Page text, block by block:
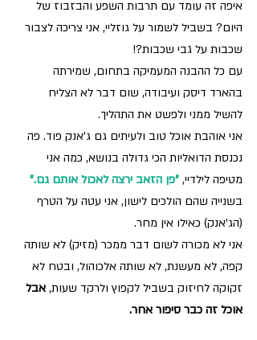
איפה זה עומד עם תרבות השפע והבזבוז של
היום? בשביל לשמור על גוזליי, אני צריכה לצבור
שכבות על גבי שכבות?!
עם כל ההבנה המעמיקה בתחום, שמירתה
בהארד דיסק ועיבודה, שום דבר לא הצליח
להשיל ממני ולפשט את התהליך.
אני אוהבת אוכל טוב ולעיתים גם ג'אנק פוד. פה
נכנסת הדואליות הכי גדולה בנושא, כמה אני
מטיפה לילדיי, "פן הזאב ירצה לאכול אותם גם."
בשנייה שהם הולכים לישון, אני עטה על הטרף
(הג'אנק) כאילו אין מחר.
אני לא מכורה לשום דבר ממכר (מזיק) לא שותה
קפה, לא מעשנת, לא שותה אלכוהול, ובטח לא
זקוקה לחיזוק בשביל לקפוץ ולרקד שעות, אבל
אוכל זה כבר סיפור אחר.